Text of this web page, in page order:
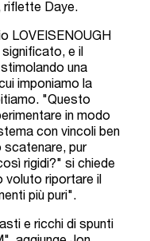
riflette Daye.
LOVEISENOUGH
e il
una
imponiamo la
"Questo
in modo
con vincoli ben
scatenare, pur
rigidi?" si chiede
voluto riportare il
più puri".
e ricchi di spunti